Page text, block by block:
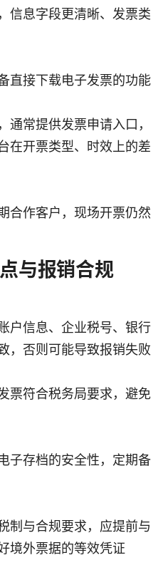
信息字段更清晰、发票类
直接下载电子发票的功能
通常提供发票申请入口，
在开票类型、时效上的差
合作客户，现场开票仍然
与报销合规
户信息、企业税号、银行
，否则可能导致报销失败
票符合税务局要求，避免
子存档的安全性，定期备
制与合规要求，应提前与
境外票据的等效凭证